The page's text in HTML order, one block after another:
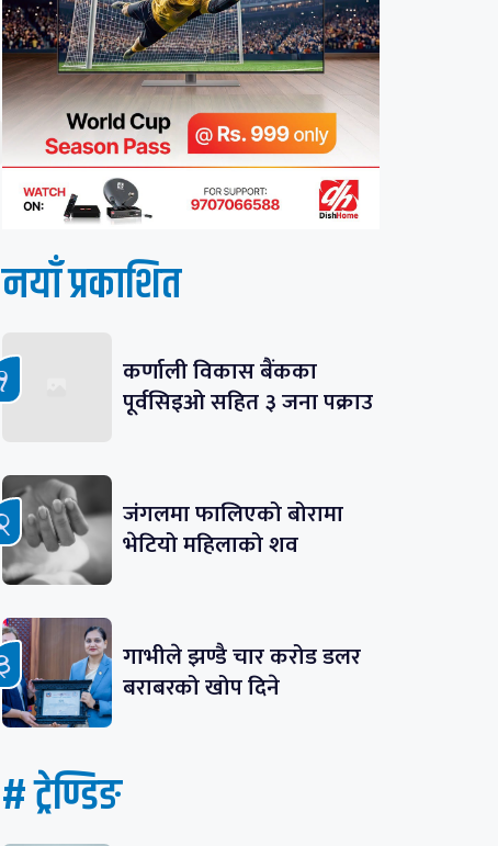
नयाँ प्रकाशित
कर्णाली विकास बैंकका
पूर्वसिइओ सहित ३ जना पक्राउ
जंगलमा फालिएको बोरामा
भेटियो महिलाको शव
गाभीले झण्डै चार करोड डलर
बराबरको खोप दिने
# ट्रेण्डिङ